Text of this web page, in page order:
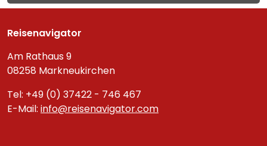
Reisenavigator
Am Rathaus 9
08258 Markneukirchen
Tel: +49 (0) 37422 - 746 467
E-Mail: info@reisenavigator.com